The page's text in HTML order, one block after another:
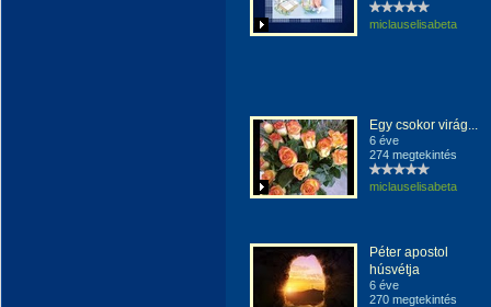
miclauselisabeta
Egy csokor virág...
6 éve
274 megtekintés
miclauselisabeta
Péter apostol
húsvétja
6 éve
270 megtekintés